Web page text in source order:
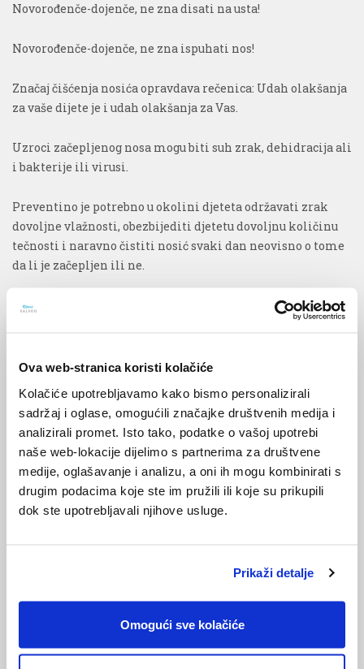
Ova web-stranica koristi kolačiće
Kolačiće upotrebljavamo kako bismo personalizirali
sadržaj i oglase, omogućili značajke društvenih medija i
analizirali promet. Isto tako, podatke o vašoj upotrebi
naše web-lokacije dijelimo s partnerima za društvene
medije, oglašavanje i analizu, a oni ih mogu kombinirati s
drugim podacima koje ste im pružili ili koje su prikupili
dok ste upotrebljavali njihove usluge.
Prikaži detalje
Omogući sve kolačiće
Novorođenče-dojenče, ne zna disati na usta!
Novorođenče-dojenče, ne zna ispuhati nos!
Značaj čišćenja nosića opravdava rečenica: Udah olakšanja
za vaše dijete je i udah olakšanja za Vas.
Uzroci začepljenog nosa mogu biti suh zrak, dehidracija ali
i bakterije ili virusi.
Preventino je potrebno u okolini djeteta održavati zrak
dovoljne vlažnosti, obezbijediti djetetu dovoljnu količinu
tečnosti i naravno čistiti nosić svaki dan neovisno o tome
da li je začepljen ili ne.
Za olakšanje poteškoća kod začepljenog nosa,za čišćenje i
vlaženje sluznice nosa te omekšavanje osušene nakupine u
aspiratore (nosni set za aspiraciju)
Izotonična otopina u vidu spreja je komforna i jednostavna
za upotrebu, jedan ubrizgaj u jednu nosnicu više puta
dnevno. Nakon ubrizgavanja spreja beba će kihnuti i
dovoljno je maramicom obrisati sekret iz nosa.
potrebno je koristiti aspirator da bi se uklonio sadrzaj iz
nosa.
upotrebu, siguran (ne oštećuje sluznicu) i djelotvoran. Iz